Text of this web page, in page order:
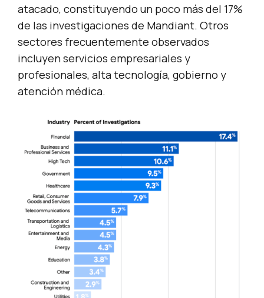
atacado, constituyendo un poco más del 17%
de las investigaciones de Mandiant. Otros
sectores frecuentemente observados
incluyen servicios empresariales y
profesionales, alta tecnología, gobierno y
atención médica.